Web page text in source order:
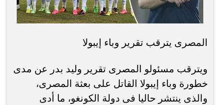
المصرى يترقب تقرير وباء إيبولا
ويترقب مسئولو المصرى تقرير وليد بدر عن مدى
خطورة وباء إيبولا القاتل على بعثة المصرى،
والذى ينتشر حاليا فى دولة الكونغو، ما أدى